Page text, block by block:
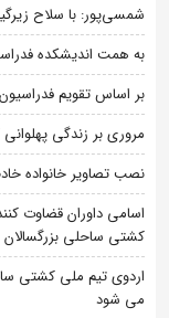
شمسی‌پور: با سلاح
به همت اندیشکده
بر اساس تقویم
مروری بر زندگی
نصب تصاویر خانواده
اسامی داوران قضاوت
کشتی ساحلی بزرگسالان
می شود